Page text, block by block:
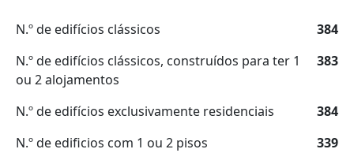
N.º de edifícios clássicos
384
N.º de edifícios clássicos, construídos para ter 1
ou 2 alojamentos
383
N.º de edifícios exclusivamente residenciais
384
N.º de edificios com 1 ou 2 pisos
339